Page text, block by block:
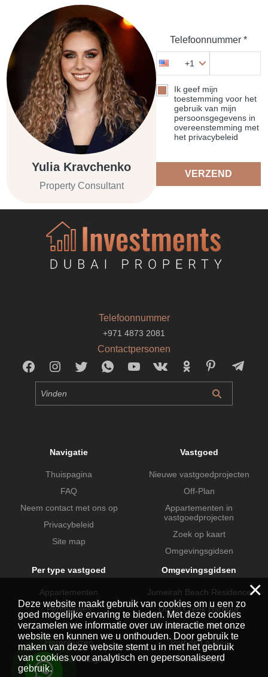
Yulia Kravchenko
Property Consultant
Telefoonnummer *
+1
Ik geef mijn
toestemming voor het
gebruik van mijn
persoonsgegevens in
overeenstemming met
het privacybeleid
VERZEND
Telefoonnummer
+971 4873 2081
Contactpersonen
Navigatie
Thuispagina
FAQ
Neem contact met ons op
Privacybeleid
Site map
Vastgoed
Nieuwe vastgoedprojecten
Off-Plan
Appartementen in
vastgoedprojecten
Zoek op kaart
Omgevingsgidsen
Per type vastgoed
Appartementen
Penthouses
Villa's
Herenhuizen
Commercieel vastgoed
Omgevingsgidsen
Jumeirah Beach Residence
Dubai Creek Harbour
Dubai Hills Estate
Port de La Mer
Business Bay
×
Deze website maakt gebruik van cookies om u een zo
goed mogelijke ervaring te bieden. Met deze cookies
verzamelen we informatie over uw interactie met onze
website en kunnen we u onthouden. Door gebruik te
maken van deze website stemt u in met het gebruik
van cookies voor analytisch en gepersonaliseerd
gebruik.